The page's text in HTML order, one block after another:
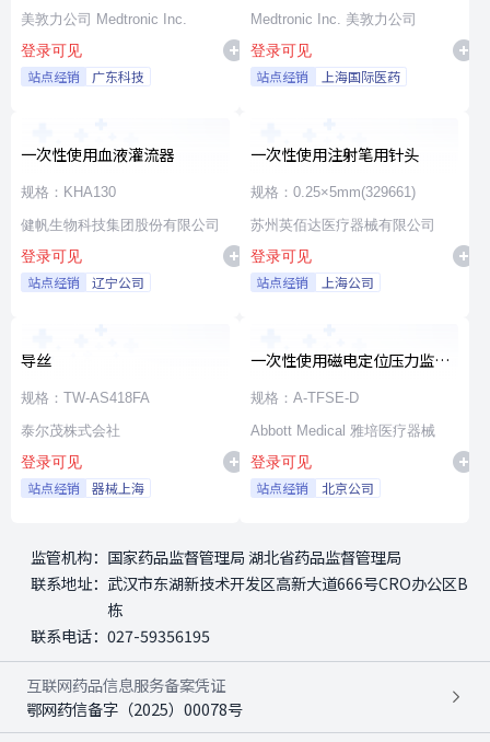
美敦力公司 Medtronic Inc.
登录可见
站点经销 广东科技
Medtronic Inc. 美敦力公司
登录可见
站点经销 上海国际医药
一次性使用血液灌流器
规格：KHA130
健帆生物科技集团股份有限公司
登录可见
站点经销 辽宁公司
一次性使用注射笔用针头
规格：0.25×5mm(329661)
苏州英佰达医疗器械有限公司
登录可见
站点经销 上海公司
导丝
规格：TW-AS418FA
泰尔茂株式会社
登录可见
站点经销 器械上海
一次性使用磁电定位压力监测
射频消融导管
规格：A-TFSE-D
Abbott Medical 雅培医疗器械
登录可见
站点经销 北京公司
监管机构： 国家药品监督管理局 湖北省药品监督管理局
联系地址： 武汉市东湖新技术开发区高新大道666号CRO办公区B
栋
联系电话： 027-59356195
互联网药品信息服务备案凭证
鄂网药信备字（2025）00078号